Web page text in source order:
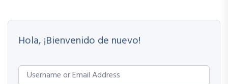
Hola, ¡Bienvenido de nuevo!